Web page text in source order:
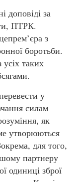
доповіді за
ПТРК.
з
боротьби.
таких
у
силам
як
утворюються
для того,
партнеру
одиниці зброї